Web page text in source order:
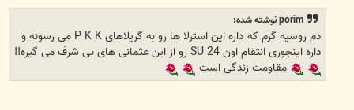
porim نوشته شده:
دم روسیه گرم که داره این استرلا ها رو به گریلاهای P K K می رسونه و
داره اینجوری انتقام اون SU 24 رو از این عثمانی های بی شرف می گیره!!
مقاومت زندگی است